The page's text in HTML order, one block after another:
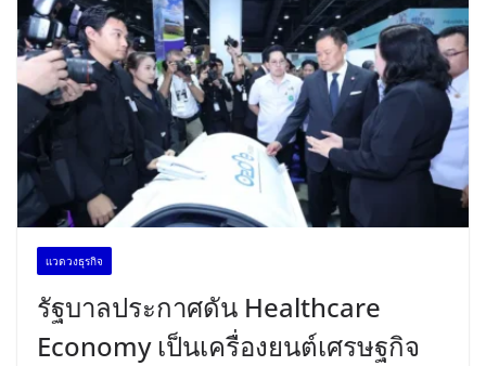
เเวดวงธุรกิจ
รัฐบาลประกาศดัน Healthcare
Economy เป็นเครื่องยนต์เศรษฐกิจ